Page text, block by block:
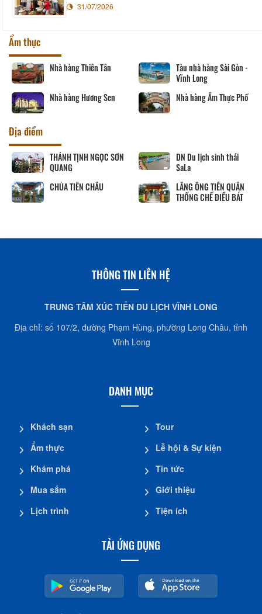
31/07/2026
Ẩm thực
Nhà hàng Thiên Tân
Tàu nhà hàng Sài Gòn -
Vĩnh Long
Nhà hàng Hương Sen
Nhà hàng Ẩm Thực Phố
Địa điểm
THÁNH TỊNH NGỌC SƠN
QUANG
DN Du lịch sinh thái
SaLa
CHÙA TIÊN CHÂU
LĂNG ÔNG TIỀN QUÂN
THỐNG CHẾ ĐIỀU BÁT
THÔNG TIN LIÊN HỆ
TRUNG TÂM XÚC TIẾN DU LỊCH VĨNH LONG
Địa chỉ: số 107/2, đường Phạm Hùng, phường Long Châu, tỉnh
Vĩnh Long
DANH MỤC
Khách sạn
Ẩm thực
Khám phá
Mua sắm
Lịch trình
Tour
Lễ hội & Sự kiện
Tin tức
Giới thiệu
Tiện ích
TẢI ỨNG DỤNG